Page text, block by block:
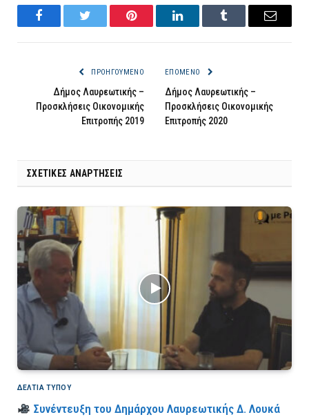
FacebookTwitter Pinterest LinkedInTumblr Email
ΠΡΟΗΓΟΎΜΕΝΟ
Δήμος Λαυρεωτικής –
Προσκλήσεις Οικονομικής
Επιτροπής 2019
ΕΠΌΜΕΝΟ
Δήμος Λαυρεωτικής –
Προσκλήσεις Οικονομικής
Επιτροπής 2020
ΣΧΕΤΙΚΈΣ ΑΝΑΡΤΉΣΕΙΣ
ΔΕΛΤΙΑ ΤΥΠΟΥ
Συνέντευξη του Δημάρχου Λαυρεωτικής Δ. Λουκά